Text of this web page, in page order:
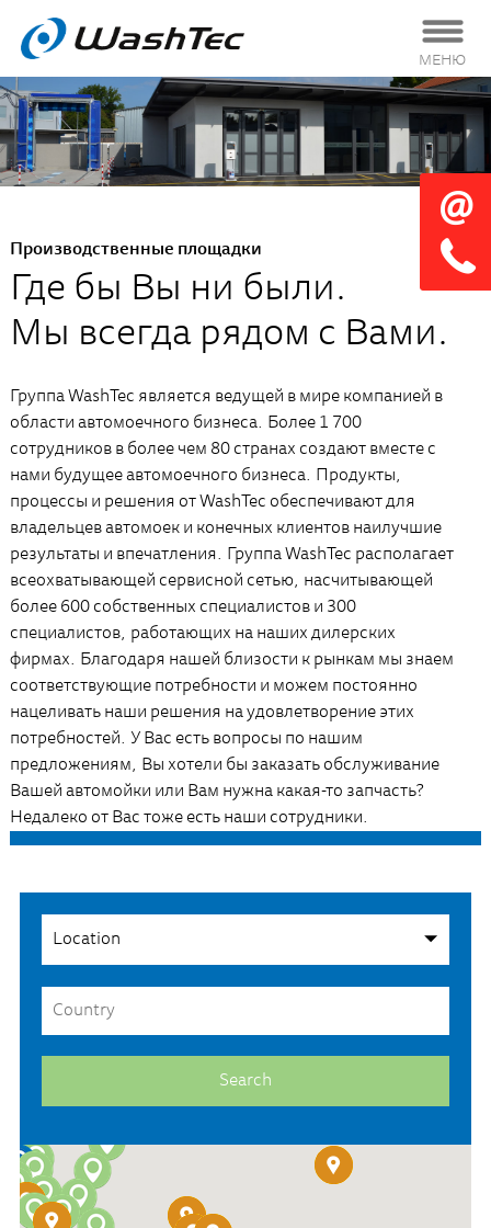
МЕНЮ
Производственные площадки
Где бы Вы ни были.
Мы всегда рядом с Вами.
Группа WashTec является ведущей в мире компанией в
области автомоечного бизнеса. Более 1 700
сотрудников в более чем 80 странах создают вместе с
нами будущее автомоечного бизнеса. Продукты,
процессы и решения от WashTec обеспечивают для
владельцев автомоек и конечных клиентов наилучшие
результаты и впечатления. Группа WashTec располагает
всеохватывающей сервисной сетью, насчитывающей
более 600 собственных специалистов и 300
специалистов, работающих на наших дилерских
фирмах. Благодаря нашей близости к рынкам мы знаем
соответствующие потребности и можем постоянно
нацеливать наши решения на удовлетворение этих
потребностей. У Вас есть вопросы по нашим
предложениям, Вы хотели бы заказать обслуживание
Вашей автомойки или Вам нужна какая-то запчасть?
Недалеко от Вас тоже есть наши сотрудники.